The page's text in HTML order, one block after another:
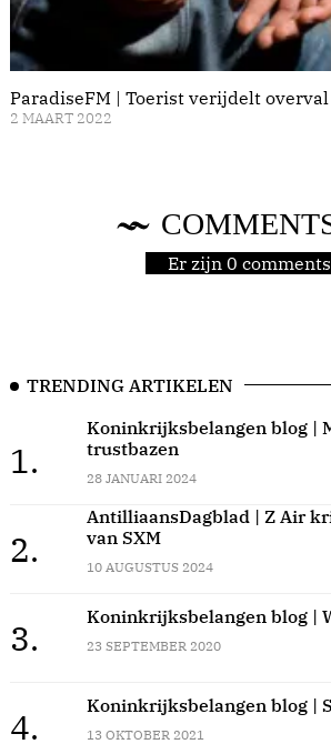
ParadiseFM | Toerist verijdelt overval
2 MAART 2022
Er zijn 0 comments
TRENDING ARTIKELEN
1.
Koninkrijksbelangen blog |
trustbazen
28 JANUARI 2024
2.
AntilliaansDagblad | Z Air
van SXM
10 AUGUSTUS 2024
3.
Koninkrijksbelangen blog |
23 SEPTEMBER 2020
4.
Koninkrijksbelangen blog |
13 OKTOBER 2021